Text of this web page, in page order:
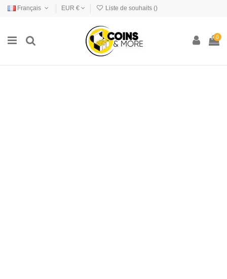
Français EUR € Liste de souhaits ()
0